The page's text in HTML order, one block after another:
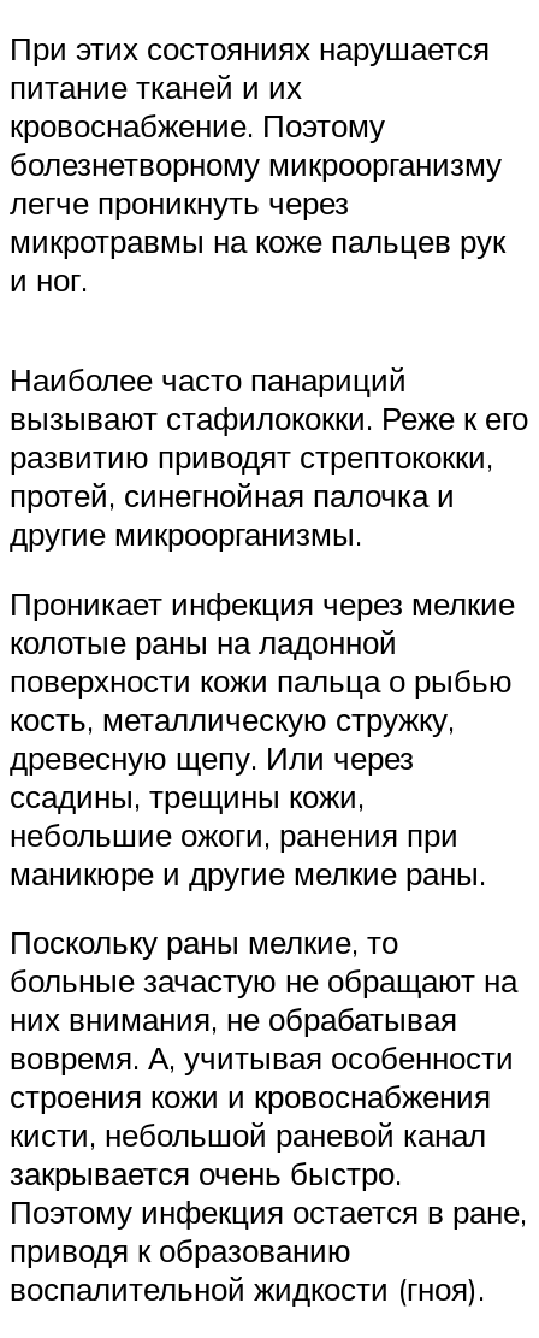
При этих состояниях нарушается
питание тканей и их
кровоснабжение. Поэтому
болезнетворному микроорганизму
легче проникнуть через
микротравмы на коже пальцев рук
и ног.
Наиболее часто панариций
вызывают стафилококки. Реже к его
развитию приводят стрептококки,
протей, синегнойная палочка и
другие микроорганизмы.
Проникает инфекция через мелкие
колотые раны на ладонной
поверхности кожи пальца о рыбью
кость, металлическую стружку,
древесную щепу. Или через
ссадины, трещины кожи,
небольшие ожоги, ранения при
маникюре и другие мелкие раны.
Поскольку раны мелкие, то
больные зачастую не обращают на
них внимания, не обрабатывая
вовремя. А, учитывая особенности
строения кожи и кровоснабжения
кисти, небольшой раневой канал
закрывается очень быстро.
Поэтому инфекция остается в ране,
приводя к образованию
воспалительной жидкости (гноя).